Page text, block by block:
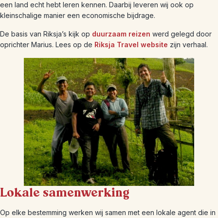
een land echt hebt leren kennen. Daarbij leveren wij ook op
kleinschalige manier een economische bijdrage.
De basis van Riksja’s kijk op duurzaam reizen werd gelegd door
oprichter Marius. Lees op de Riksja Travel website zijn verhaal.
Lokale samenwerking
Op elke bestemming werken wij samen met een lokale agent die in